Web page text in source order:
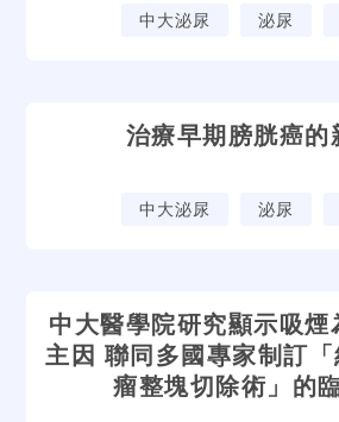
中大泌尿 泌尿
治療早期膀胱癌的
中大泌尿 泌尿
中大醫學院研究顯示吸煙
主因 聯同多國專家制訂
瘤整塊切除術」的